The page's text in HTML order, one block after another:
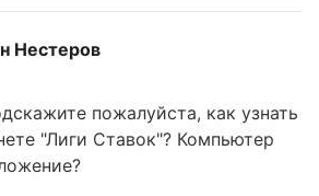
Нестеров
пожалуйста, как узнать
"Лиги Ставок"? Компьютер